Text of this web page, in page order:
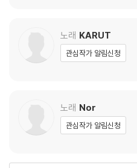
노래 KARUT
관심작가 알림신청
노래 Nor
관심작가 알림신청